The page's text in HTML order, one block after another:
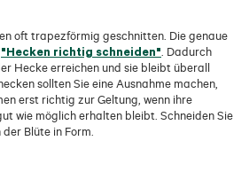
oft trapezförmig geschnitten. Die genaue
"Hecken richtig schneiden". Dadurch
Hecke erreichen und sie bleibt überall
sollten Sie eine Ausnahme machen,
erst richtig zur Geltung, wenn ihre
wie möglich erhalten bleibt. Schneiden Sie
Blüte in Form.